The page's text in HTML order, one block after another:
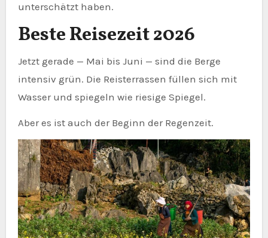
unterschätzt haben.
Beste Reisezeit 2026
Jetzt gerade — Mai bis Juni — sind die Berge
intensiv grün. Die Reisterrassen füllen sich mit
Wasser und spiegeln wie riesige Spiegel.
Aber es ist auch der Beginn der Regenzeit.